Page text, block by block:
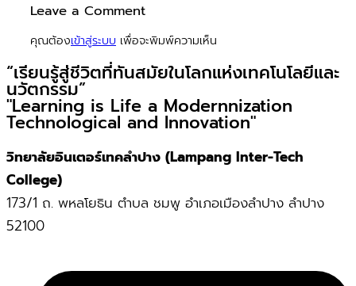
Leave a Comment
คุณต้องเข้าสู่ระบบ เพื่อจะพิมพ์ความเห็น
“เรียนรู้สู่ชีวิตที่ทันสมัยในโลกแห่งเทคโนโลยีและ
นวัตกรรม”
"Learning is Life a Modernnization
Technological and Innovation"
วิทยาลัยอินเตอร์เทคลำปาง (Lampang Inter-Tech
College)
173/1 ถ. พหลโยธิน ตำบล ชมพู อำเภอเมืองลำปาง ลำปาง
52100